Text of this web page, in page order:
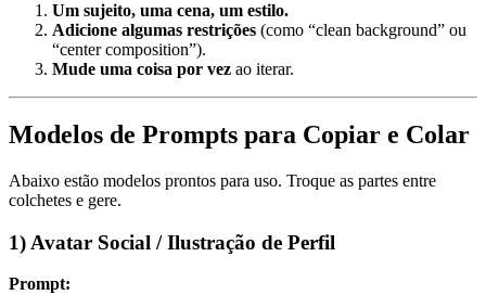
Um sujeito, uma cena, um estilo.
Adicione algumas restrições (como “clean background” ou
“center composition”).
Mude uma coisa por vez ao iterar.
Modelos de Prompts para Copiar e Colar
Abaixo estão modelos prontos para uso. Troque as partes entre
colchetes e gere.
1) Avatar Social / Ilustração de Perfil
Prompt: